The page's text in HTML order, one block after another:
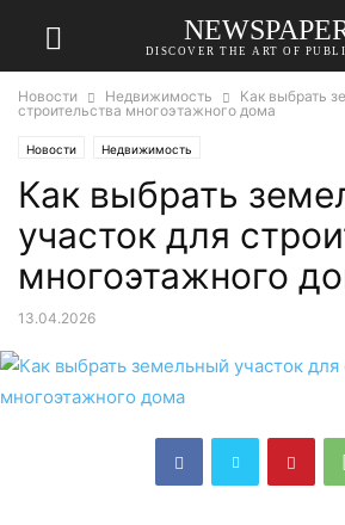
DISCOVER THE ART OF
Новости Недвижимость
Как выбрать
строительства многоэтажного дома
Новости Недвижимость
Как выбрать
участок для
многоэтажного
13.04.2026